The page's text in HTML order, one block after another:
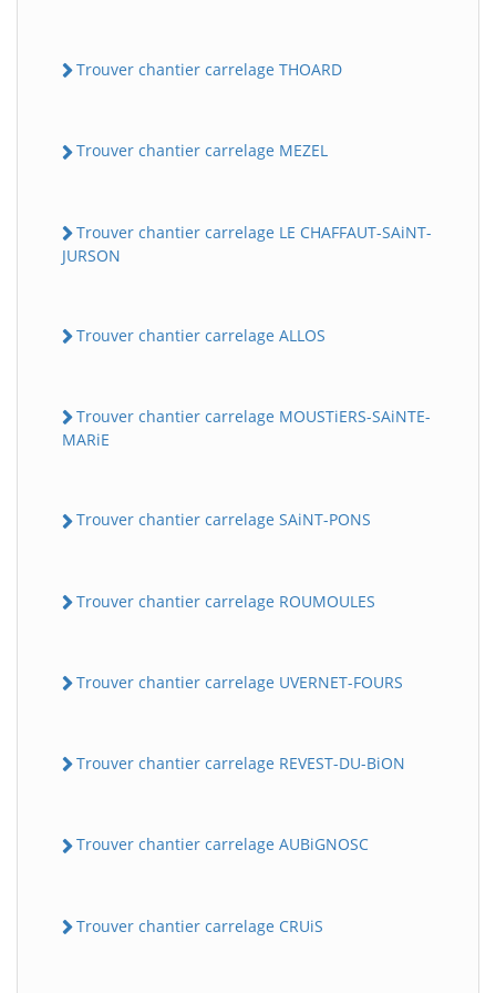
Trouver chantier carrelage THOARD
Trouver chantier carrelage MEZEL
Trouver chantier carrelage LE CHAFFAUT-SAiNT-
JURSON
Trouver chantier carrelage ALLOS
Trouver chantier carrelage MOUSTiERS-SAiNTE-
MARiE
Trouver chantier carrelage SAiNT-PONS
Trouver chantier carrelage ROUMOULES
Trouver chantier carrelage UVERNET-FOURS
Trouver chantier carrelage REVEST-DU-BiON
Trouver chantier carrelage AUBiGNOSC
Trouver chantier carrelage CRUiS